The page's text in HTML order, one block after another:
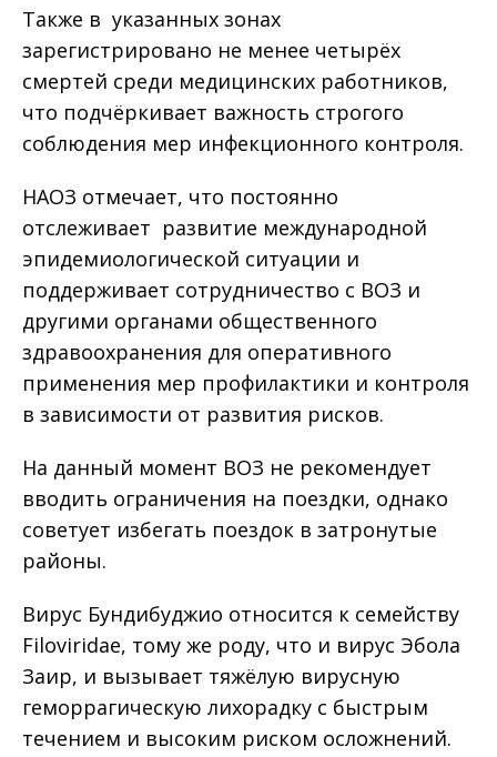
Также в указанных зонах
зарегистрировано не менее четырёх
смертей среди медицинских работников,
что подчёркивает важность строгого
соблюдения мер инфекционного контроля.
НАОЗ отмечает, что постоянно
отслеживает развитие международной
эпидемиологической ситуации и
поддерживает сотрудничество с ВОЗ и
другими органами общественного
здравоохранения для оперативного
применения мер профилактики и контроля
в зависимости от развития рисков.
На данный момент ВОЗ не рекомендует
вводить ограничения на поездки, однако
советует избегать поездок в затронутые
районы.
Вирус Бундибуджио относится к семейству
Filoviridae, тому же роду, что и вирус Эбола
Заир, и вызывает тяжёлую вирусную
геморрагическую лихорадку с быстрым
течением и высоким риском осложнений.